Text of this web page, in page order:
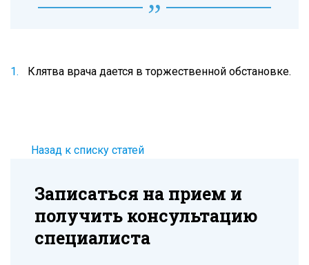
Клятва врача дается в торжественной обстановке.
Назад к списку статей
Записаться на прием и
получить консультацию
специалиста